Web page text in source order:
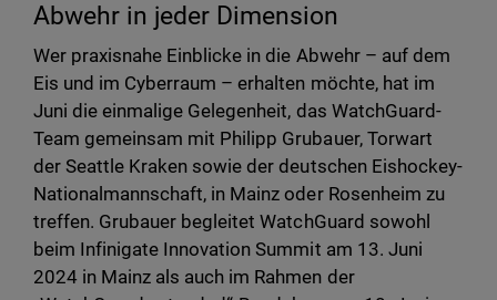
Abwehr in jeder Dimension
Wer praxisnahe Einblicke in die Abwehr – auf dem
Eis und im Cyberraum – erhalten möchte, hat im
Juni die einmalige Gelegenheit, das WatchGuard-
Team gemeinsam mit Philipp Grubauer, Torwart
der Seattle Kraken sowie der deutschen Eishockey-
Nationalmannschaft, in Mainz oder Rosenheim zu
treffen. Grubauer begleitet WatchGuard sowohl
beim Infinigate Innovation Summit am 13. Juni
2024 in Mainz als auch im Rahmen der